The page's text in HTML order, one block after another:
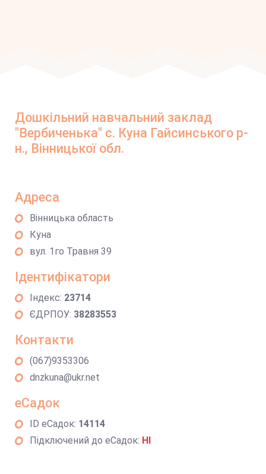
Дошкільний навчальний заклад
"Вербиченька" с. Куна Гайсинського р-
н., Вінницької обл.
Адреса
Вінницька область
Куна
вул. 1го Травня 39
Ідентифікатори
Індекс: 23714
ЄДРПОУ: 38283553
Контакти
(067)9353306
dnzkuna@ukr.net
еСадок
ID еСадок: 14114
Підключений до еСадок: НІ